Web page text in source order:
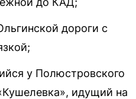
дороги с
у Полюстровского
идущий на